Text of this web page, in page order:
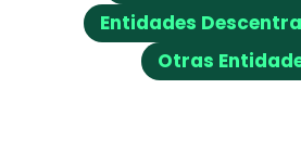
Entidades
Otras